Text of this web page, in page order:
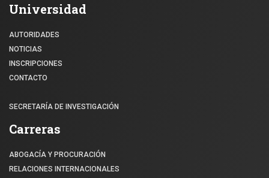
Universidad
AUTORIDADES
NOTICIAS
INSCRIPCIONES
CONTACTO
SECRETARÍA DE INVESTIGACIÓN
Carreras
ABOGACÍA Y PROCURACIÓN
RELACIONES INTERNACIONALES